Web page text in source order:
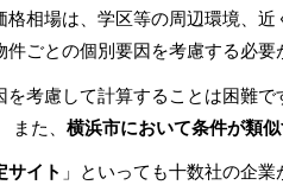
相場は、学区等の周辺環境、
ごとの個別要因を考慮する必要
考慮して計算することは困難で
た、 横浜市において条件が類
サイト 」といっても十数社の企